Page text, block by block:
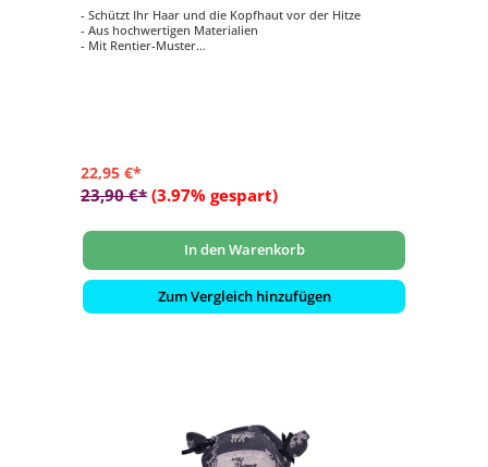
- Schützt Ihr Haar und die Kopfhaut vor der Hitze
- Aus hochwertigen Materialien
- Mit Rentier-Muster
22,95 €*
23,90 €* (3.97% gespart)
In den Warenkorb
Zum Vergleich hinzufügen